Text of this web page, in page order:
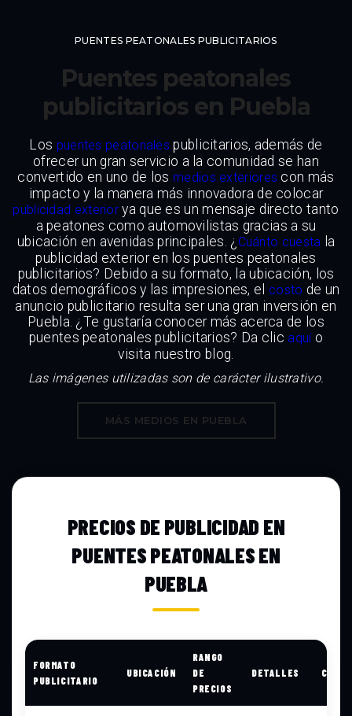
PUENTES PEATONALES PUBLICITARIOS
Puentes peatonales
publicitarios en Puebla
Los puentes peatonales publicitarios, además de
ofrecer un gran servicio a la comunidad se han
convertido en uno de los medios exteriores con más
impacto y la manera más innovadora de colocar
publicidad exterior ya que es un mensaje directo tanto
a peatones como automovilistas gracias a su
ubicación en avenidas principales. ¿ Cuánto cuesta la
publicidad exterior en los puentes peatonales
publicitarios? Debido a su formato, la ubicación, los
datos demográficos y las impresiones, el costo de un
anuncio publicitario resulta ser una gran inversión en
Puebla. ¿Te gustaría conocer más acerca de los
puentes peatonales publicitarios? Da clic aquío
visita nuestro blog.
Las imágenes utilizadas son de carácter ilustrativo.
MÁS MEDIOS EN PUEBLA
PRECIOS DE PUBLICIDAD EN
PUENTES PEATONALES EN
PUEBLA
FORMATO
PUBLICITARIO
UBICACIÓN
RANGO
DE
PRECIOS
DETALLES